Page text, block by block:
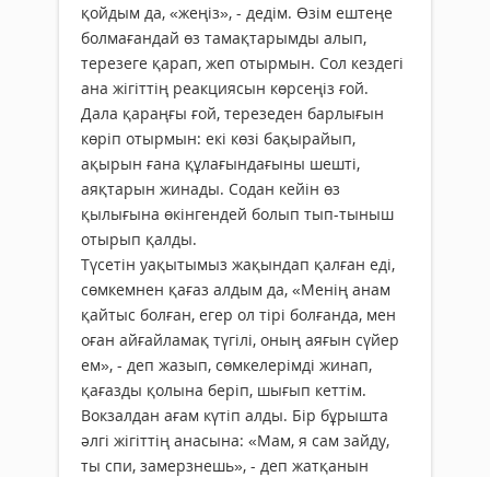
қойдым да, «жеңіз», - дедім. Өзім ештеңе
болмағандай өз тамақтарымды алып,
терезеге қарап, жеп отырмын. Сол кездегі
ана жігіттің реакциясын көрсеңіз ғой.
Дала қараңғы ғой, терезеден барлығын
көріп отырмын: екі көзі бақырайып,
ақырын ғана құлағындағыны шешті,
аяқтарын жинады. Содан кейін өз
қылығына өкінгендей болып тып-тыныш
отырып қалды.
Түсетін уақытымыз жақындап қалған еді,
сөмкемнен қағаз алдым да, «Менің анам
қайтыс болған, егер ол тірі болғанда, мен
оған айғайламақ түгілі, оның аяғын сүйер
ем», - деп жазып, сөмкелерімді жинап,
қағазды қолына беріп, шығып кеттім.
Вокзалдан ағам күтіп алды. Бір бұрышта
әлгі жігіттің анасына: «Мам, я сам зайду,
ты спи, замерзнешь», - деп жатқанын